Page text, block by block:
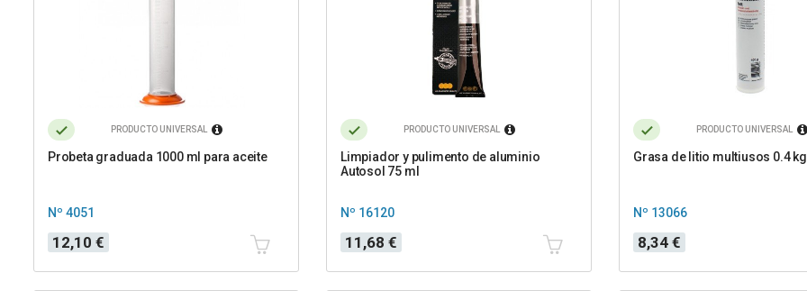
PRODUCTO UNIVERSAL
Probeta graduada 1000 ml para aceite
Nº 4051
Precio
12,10 €
PRODUCTO UNIVERSAL
Limpiador y pulimento de aluminio
Autosol 75 ml
Nº 16120
Precio
11,68 €
PRODUCTO UNIVERSAL
Grasa de litio multiusos 0.4 kg
Nº 13066
Precio
8,34 €